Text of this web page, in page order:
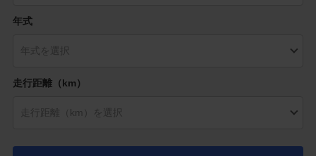
年式
走行距離（km）